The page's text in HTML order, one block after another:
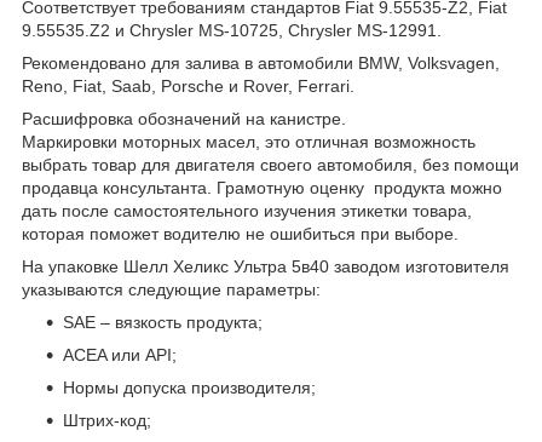
Соответствует требованиям стандартов Fiat 9.55535-Z2, Fiat
9.55535.Z2 и Chrysler MS-10725, Chrysler MS-12991.
Рекомендовано для залива в автомобили BMW, Volksvagen,
Reno, Fiat, Saab, Porsche и Rover, Ferrari.
Расшифровка обозначений на канистре.
Маркировки моторных масел, это отличная возможность
выбрать товар для двигателя своего автомобиля, без помощи
продавца консультанта. Грамотную оценку продукта можно
дать после самостоятельного изучения этикетки товара,
которая поможет водителю не ошибиться при выборе.
На упаковке Шелл Хеликс Ультра 5в40 заводом изготовителя
указываются следующие параметры:
SAE – вязкость продукта;
ACEA или API;
Нормы допуска производителя;
Штрих-код;